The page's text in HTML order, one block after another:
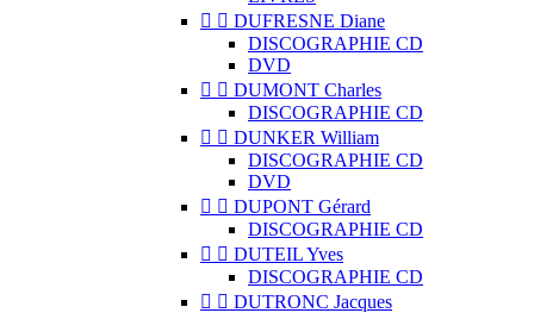
  DUFRESNE Diane
DISCOGRAPHIE CD
DVD
  DUMONT Charles
DISCOGRAPHIE CD
  DUNKER William
DISCOGRAPHIE CD
DVD
  DUPONT Gérard
DISCOGRAPHIE CD
  DUTEIL Yves
DISCOGRAPHIE CD
  DUTRONC Jacques